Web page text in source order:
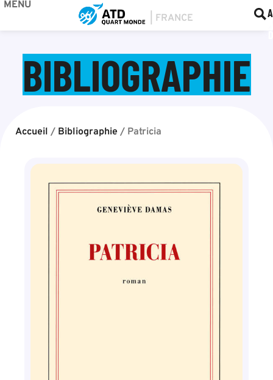
MENU
BIBLIOGRAPHIE
Accueil / Bibliographie / Patricia